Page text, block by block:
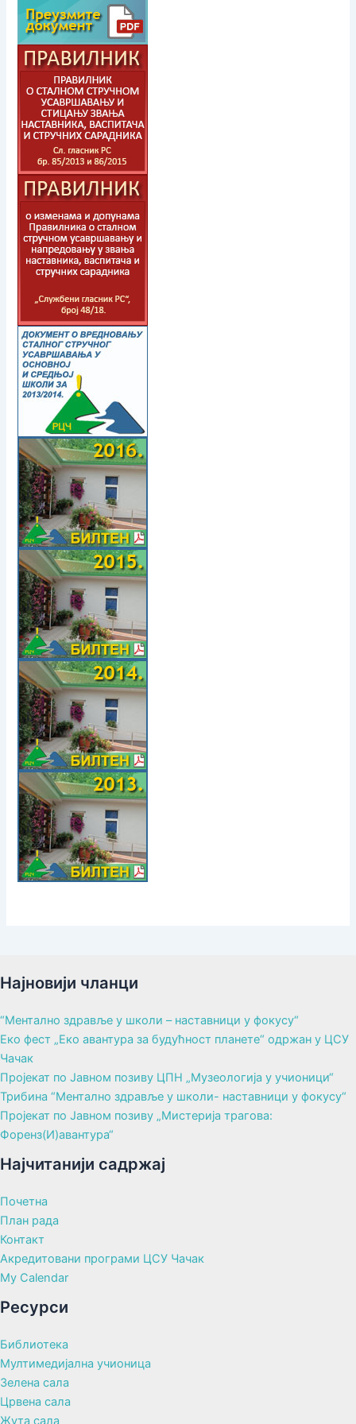
Најновији чланци
“Ментално здравље у школи – наставници у фокусу“
Еко фест „Еко авантура за будућност планете“ одржан у ЦСУ
Чачак
Пројекат по Јавном позиву ЦПН „Музеологија у учионици“
Трибина “Ментално здравље у школи- наставници у фокусу“
Пројекат по Јавном позиву „Мистерија трагова:
Форенз(И)авантура“
Најчитанији садржај
Почетна
План рада
Контакт
Акредитовани програми ЦСУ Чачак
My Calendar
Ресурси
Библиотека
Мултимедијална учионица
Зелена сала
Црвена сала
Жута сала